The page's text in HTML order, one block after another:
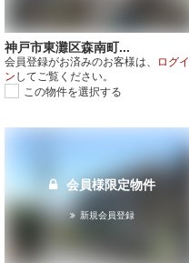
神戸市東灘区森南町...
会員登録がお済みのお客様は、
ログイ
ン してご覧ください。
この物件を選択する
会員様限定物件
新規会員登録